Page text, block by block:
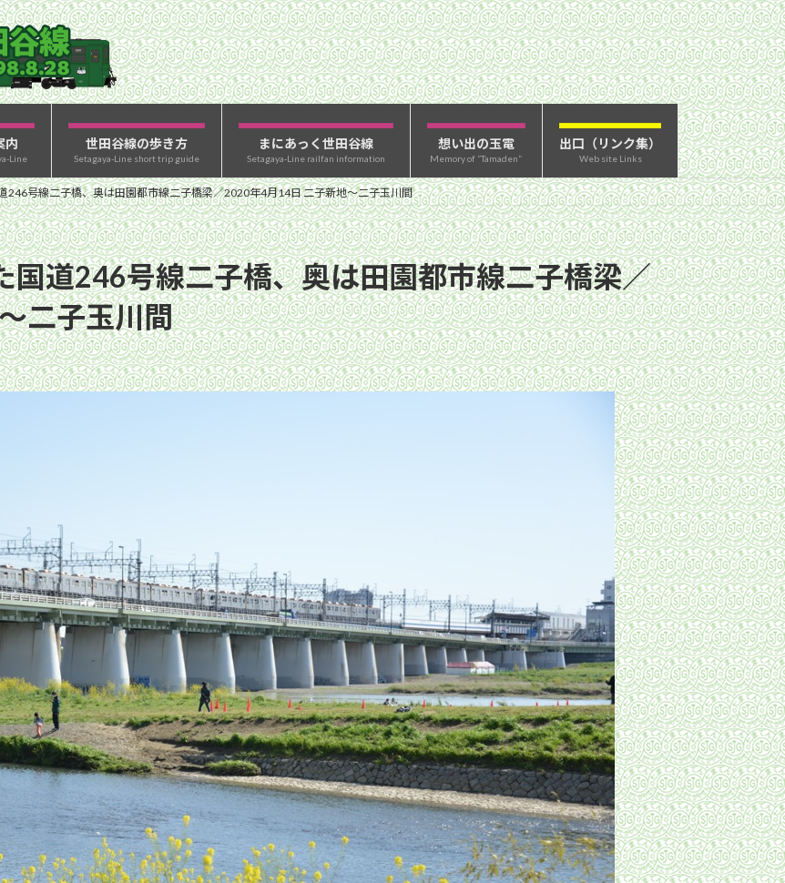
内
Line
世田谷線の歩き方
Setagaya-Line short trip guide
まにあっく世田谷線
Setagaya-Line railfan information
想い出の玉電
Memory of “Tamaden”
出口（リンク集）
Web site Links
246号線二子橋、奥は田園都市線二子橋梁／2020年4月14日 二子新地〜二子玉川間
国道246号線二子橋、奥は田園都市線二子橋梁／
二子玉川間